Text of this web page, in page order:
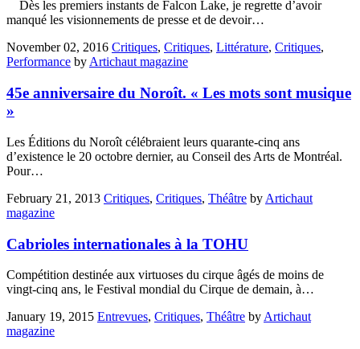
Dès les premiers instants de Falcon Lake, je regrette d’avoir
manqué les visionnements de presse et de devoir…
November 02, 2016 Critiques, Critiques, Littérature, Critiques,
Performance by Artichaut magazine
45e anniversaire du Noroît. « Les mots sont musique
»
Les Éditions du Noroît célébraient leurs quarante-cinq ans
d’existence le 20 octobre dernier, au Conseil des Arts de Montréal.
Pour…
February 21, 2013 Critiques, Critiques, Théâtre by Artichaut
magazine
Cabrioles internationales à la TOHU
Compétition destinée aux virtuoses du cirque âgés de moins de
vingt-cinq ans, le Festival mondial du Cirque de demain, à…
January 19, 2015 Entrevues, Critiques, Théâtre by Artichaut
magazine